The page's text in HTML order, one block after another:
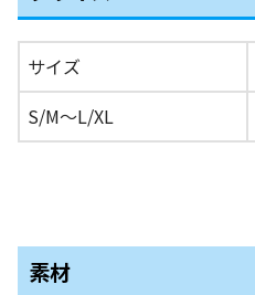
サイズ
S/M〜L/XL
素材